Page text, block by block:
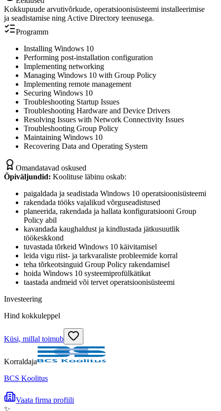
Kokkupuude arvutivõrkude, operatsioonisüsteemi installeerimise
ja seadistamise ning Active Directory teenusega.
Programm
Installing Windows 10
Performing post-installation configuration
Implementing networking
Managing Windows 10 with Group Policy
Implementing remote management
Securing Windows 10
Troubleshooting Startup Issues
Troubleshooting Hardware and Device Drivers
Resolving Issues with Network Connectivity Issues
Troubleshooting Group Policy
Maintaining Windows 10
Recovering Data and Operating System
Omandatavad oskused
Õpiväljundid: Koolituse läbinu oskab:
paigaldada ja seadistada Windows 10 operatsioonisüsteemi
rakendada tööks vajalikud võrguseadistused
planeerida, rakendada ja hallata konfiguratsiooni Group
Policy abil
kavandada kaughaldust ja kindlustada jätkusuutlik
töökeskkond
tuvastada tõrkeid Windows 10 käivitamisel
leida vigu riist- ja tarkvaraliste probleemide korral
teha tõrkeotsinguid Group Policy rakendamisel
hoida Windows 10 systeemiprofülkätikat
taastada andmeid või tervet operatsioonisüsteemi
Investeering
Hind kokkuleppel
Küsi, millal toimub
Korraldaja
BCS Koolitus
Vaata firma profiili
✨